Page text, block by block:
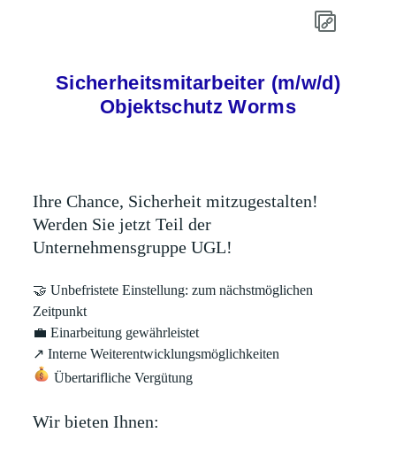
Sicherheitsmitarbeiter (m/w/d)
Objektschutz Worms
Ihre Chance, Sicherheit mitzugestalten!
Werden Sie jetzt Teil der
Unternehmensgruppe UGL!
🤝 Unbefristete Einstellung: zum nächstmöglichen
Zeitpunkt
💼 Einarbeitung gewährleistet
↗ Interne Weiterentwicklungsmöglichkeiten
Übertarifliche Vergütung
Wir bieten Ihnen: